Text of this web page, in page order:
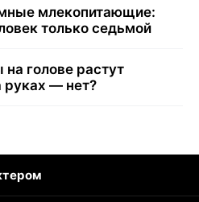
млекопитающие:
только седьмой
голове растут
руках — нет?
Тунцы в океанариуме